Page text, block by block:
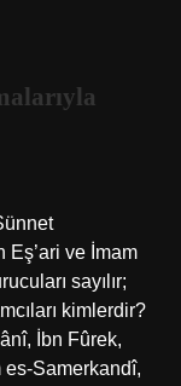
Eş’ari ve İmam
sayılır;
kimlerdir?
İbn Fûrek,
Samerkandî,